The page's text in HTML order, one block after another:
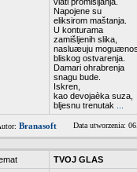
Napojene su
eliksirom maštanja.
U konturama
zamišljenih slika,
nasluæuju
bliskog ostvarenja.
Damari ohrabrenja
snagu bude.
Iskren,
kao devojaèka suza,
bljesnu trenutak
Branasoft Data utworzenia:
TVOJ GLAS